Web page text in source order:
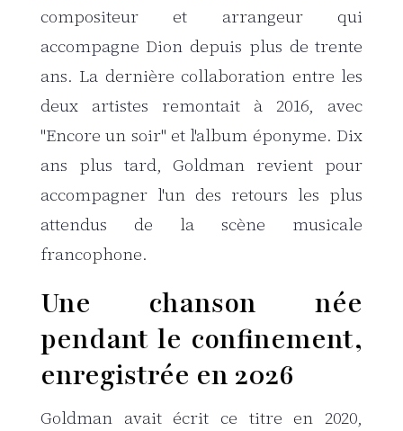
compositeur et arrangeur qui
accompagne Dion depuis plus de trente
ans. La dernière collaboration entre les
deux artistes remontait à 2016, avec
"Encore un soir" et l'album éponyme. Dix
ans plus tard, Goldman revient pour
accompagner l'un des retours les plus
attendus de la scène musicale
francophone.
Une chanson née
pendant le confinement,
enregistrée en 2026
Goldman avait écrit ce titre en 2020,